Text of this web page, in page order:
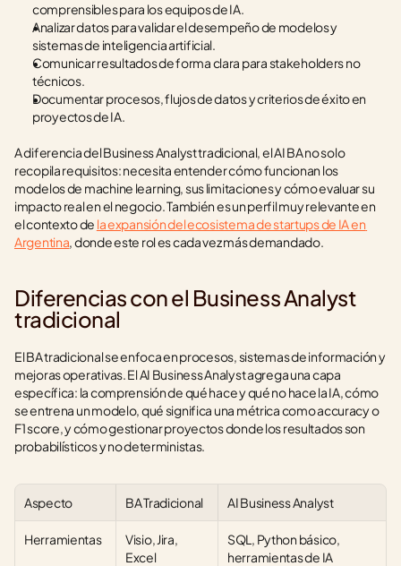
comprensibles para los equipos de IA.
Analizar datos para validar el desempeño de modelos y
sistemas de inteligencia artificial.
Comunicar resultados de forma clara para stakeholders no
técnicos.
Documentar procesos, flujos de datos y criterios de éxito en
proyectos de IA.
A diferencia del Business Analyst tradicional, el AI BA no solo
recopila requisitos: necesita entender cómo funcionan los
modelos de machine learning, sus limitaciones y cómo evaluar su
impacto real en el negocio. También es un perfil muy relevante en
el contexto de la expansión del ecosistema de startups de IA en
Argentina, donde este rol es cada vez más demandado.
Diferencias con el Business Analyst
tradicional
El BA tradicional se enfoca en procesos, sistemas de información y
mejoras operativas. El AI Business Analyst agrega una capa
específica: la comprensión de qué hace y qué no hace la IA, cómo
se entrena un modelo, qué significa una métrica como accuracy o
F1 score, y cómo gestionar proyectos donde los resultados son
probabilísticos y no deterministas.
Aspecto BA Tradicional AI Business Analyst
Herramientas
Visio, Jira,
Excel
SQL, Python básico,
herramientas de IA